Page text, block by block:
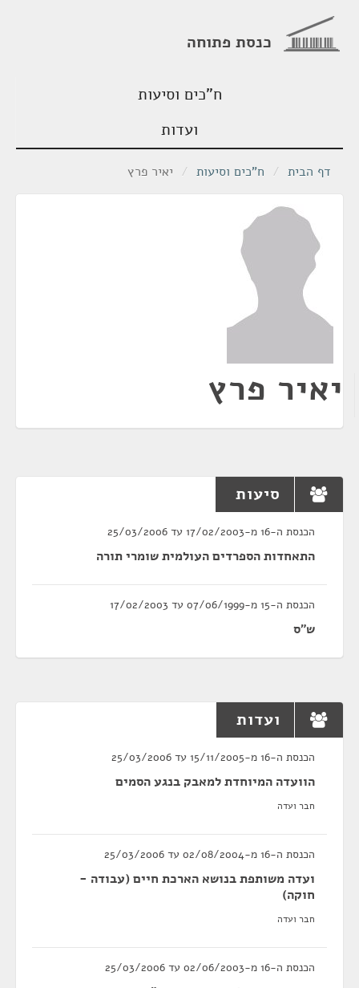
כנסת פתוחה
ח"כים וסיעות
ועדות
דף הבית / ח"כים וסיעות / יאיר פרץ
יאיר פרץ
סיעות
הכנסת ה-16 מ-17/02/2003 עד 25/03/2006
התאחדות הספרדים העולמית שומרי תורה
הכנסת ה-15 מ-07/06/1999 עד 17/02/2003
ש"ס
ועדות
הכנסת ה-16 מ-15/11/2005 עד 25/03/2006
הוועדה המיוחדת למאבק בנגע הסמים
חבר ועדה
הכנסת ה-16 מ-02/08/2004 עד 25/03/2006
ועדה משותפת בנושא הארכת חיים (עבודה -
חוקה)
חבר ועדה
הכנסת ה-16 מ-02/06/2003 עד 25/03/2006